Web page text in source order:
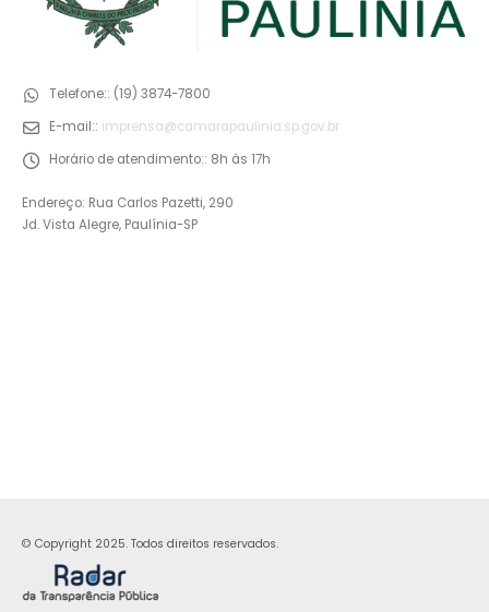
Telefone:: (19) 3874-7800
E-mail:: imprensa@camarapaulinia.sp.gov.br
Horário de atendimento:: 8h às 17h
Endereço: Rua Carlos Pazetti, 290
Jd. Vista Alegre, Paulínia-SP
© Copyright 2025. Todos direitos reservados.